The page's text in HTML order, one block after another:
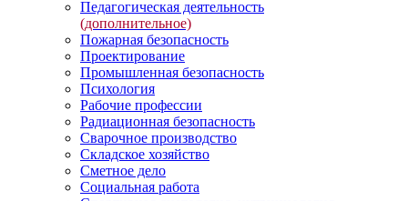
Педагогическая деятельность
(дополнительное)
Пожарная безопасность
Проектирование
Промышленная безопасность
Психология
Рабочие профессии
Радиационная безопасность
Сварочное производство
Складское хозяйство
Сметное дело
Социальная работа